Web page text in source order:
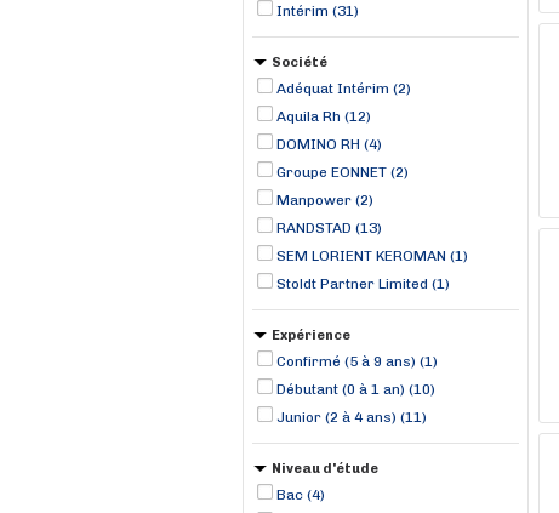
Bains-sur-Oust (1)
Intérim (31)
Société
Adéquat Intérim (2)
Aquila Rh (12)
DOMINO RH (4)
Groupe EONNET (2)
Manpower (2)
RANDSTAD (13)
SEM LORIENT KEROMAN (1)
Stoldt Partner Limited (1)
Expérience
Confirmé (5 à 9 ans) (1)
Débutant (0 à 1 an) (10)
Junior (2 à 4 ans) (11)
Niveau d'étude
Bac (4)